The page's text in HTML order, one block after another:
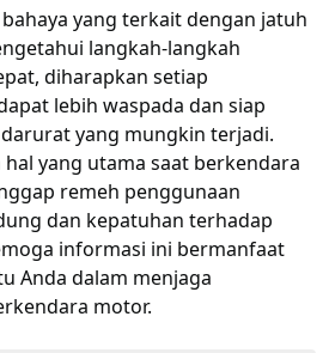
yang terkait dengan jatuh
langkah-langkah
diharapkan setiap
lebih waspada dan siap
yang mungkin terjadi.
hal yang utama saat berkendara
remeh penggunaan
dan kepatuhan terhadap
informasi ini bermanfaat
Anda dalam menjaga
motor.